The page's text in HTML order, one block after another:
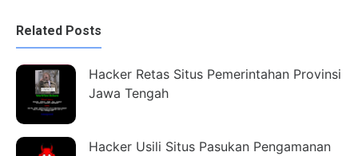
Related Posts
Hacker Retas Situs Pemerintahan Provinsi
Jawa Tengah
Hacker Usili Situs Pasukan Pengamanan